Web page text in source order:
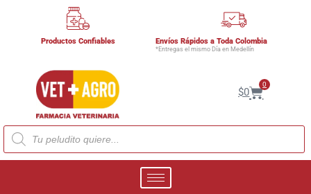
Productos Confiables Envíos Rápidos a Toda Colombia
*Entregas el mismo Día en Medellín
$0
0